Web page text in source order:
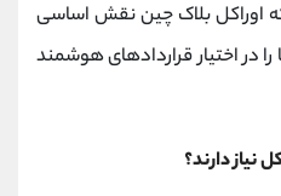
اوراکل بلاک چین نقش اساسی
در اختیار قراردادهای هوشمند
نیاز دارند؟